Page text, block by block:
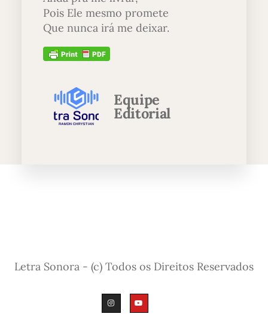
Pois Ele mesmo promete
Que nunca irá me deixar.
Equipe
Editorial
Letra Sonora - (c) Todos os Direitos Reservados